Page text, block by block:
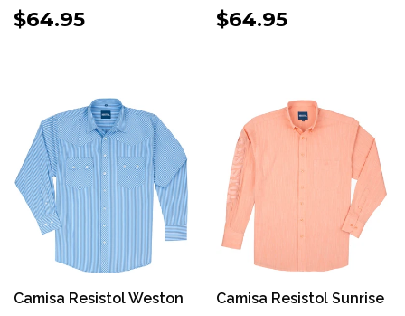
PRECIO
HABITUAL
$64.95 PRECIO
HABITUAL
$64.95
Camisa Resistol Weston Camisa Resistol Sunrise